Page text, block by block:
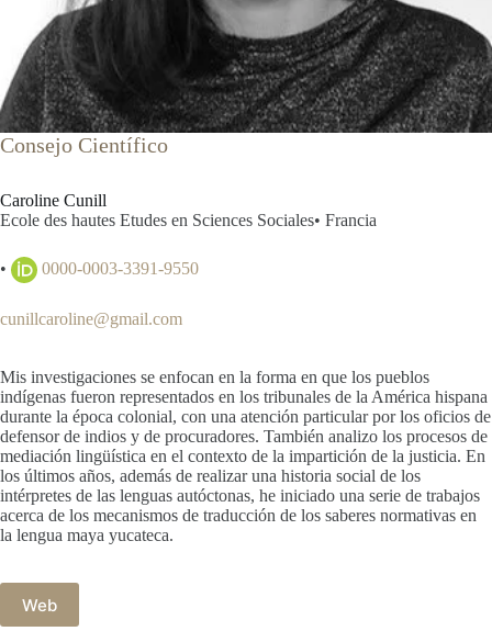
Consejo Científico
Caroline Cunill
Ecole des hautes Etudes en Sciences Sociales• Francia
• 0000-0003-3391-9550
cunillcaroline@gmail.com
Mis investigaciones se enfocan en la forma en que los pueblos
indígenas fueron representados en los tribunales de la América hispana
durante la época colonial, con una atención particular por los oficios de
defensor de indios y de procuradores. También analizo los procesos de
mediación lingüística en el contexto de la impartición de la justicia. En
los últimos años, además de realizar una historia social de los
intérpretes de las lenguas autóctonas, he iniciado una serie de trabajos
acerca de los mecanismos de traducción de los saberes normativas en
la lengua maya yucateca.
Web